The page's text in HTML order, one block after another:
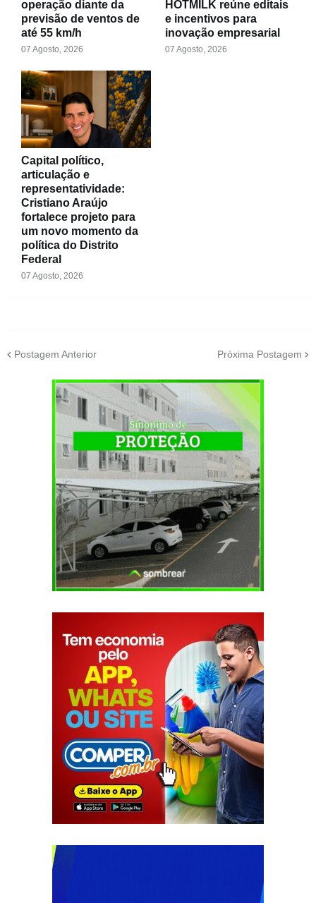
operação diante da
previsão de ventos de
até 55 km/h
07 Agosto, 2026
HOTMILK reúne editais
e incentivos para
inovação empresarial
07 Agosto, 2026
Capital político,
articulação e
representatividade:
Cristiano Araújo
fortalece projeto para
um novo momento da
política do Distrito
Federal
07 Agosto, 2026
Postagem Anterior Próxima Postagem